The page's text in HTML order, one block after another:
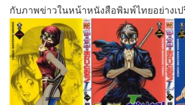
กับภาพข่าวในหน้าหนังสือพิมพ์ไทยอย่างเป